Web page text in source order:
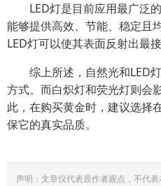
LED灯是目前应用最广泛
能够提供高效、节能、稳定且
LED灯可以使其表面反射出最
综上所述，自然光和LED
方式。而白炽灯和荧光灯则会
此，在购买黄金时，建议选择
保它的真实品质。
声明：文章仅代表原作者观点，不代